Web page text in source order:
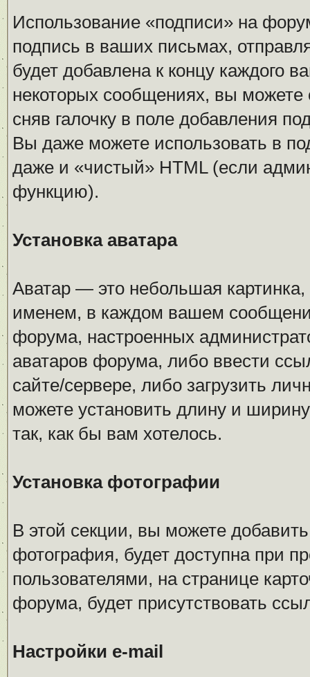
Использование «подписи» на
подпись в ваших письмах,
будет добавлена к концу каждого
некоторых сообщениях, вы можете
сняв галочку в поле добавления
Вы даже можете использовать в
даже и «чистый» HTML (если
функцию).
Установка аватара
Аватар — это небольшая
именем, в каждом вашем
форума, настроенных
аватаров форума, либо ввести
сайте/сервере, либо загрузить
можете установить длину и
так, как бы вам хотелось.
Установка фотографии
В этой секции, вы можете
фотография, будет доступна при
пользователями, на странице
форума, будет присутствовать
Настройки e-mail